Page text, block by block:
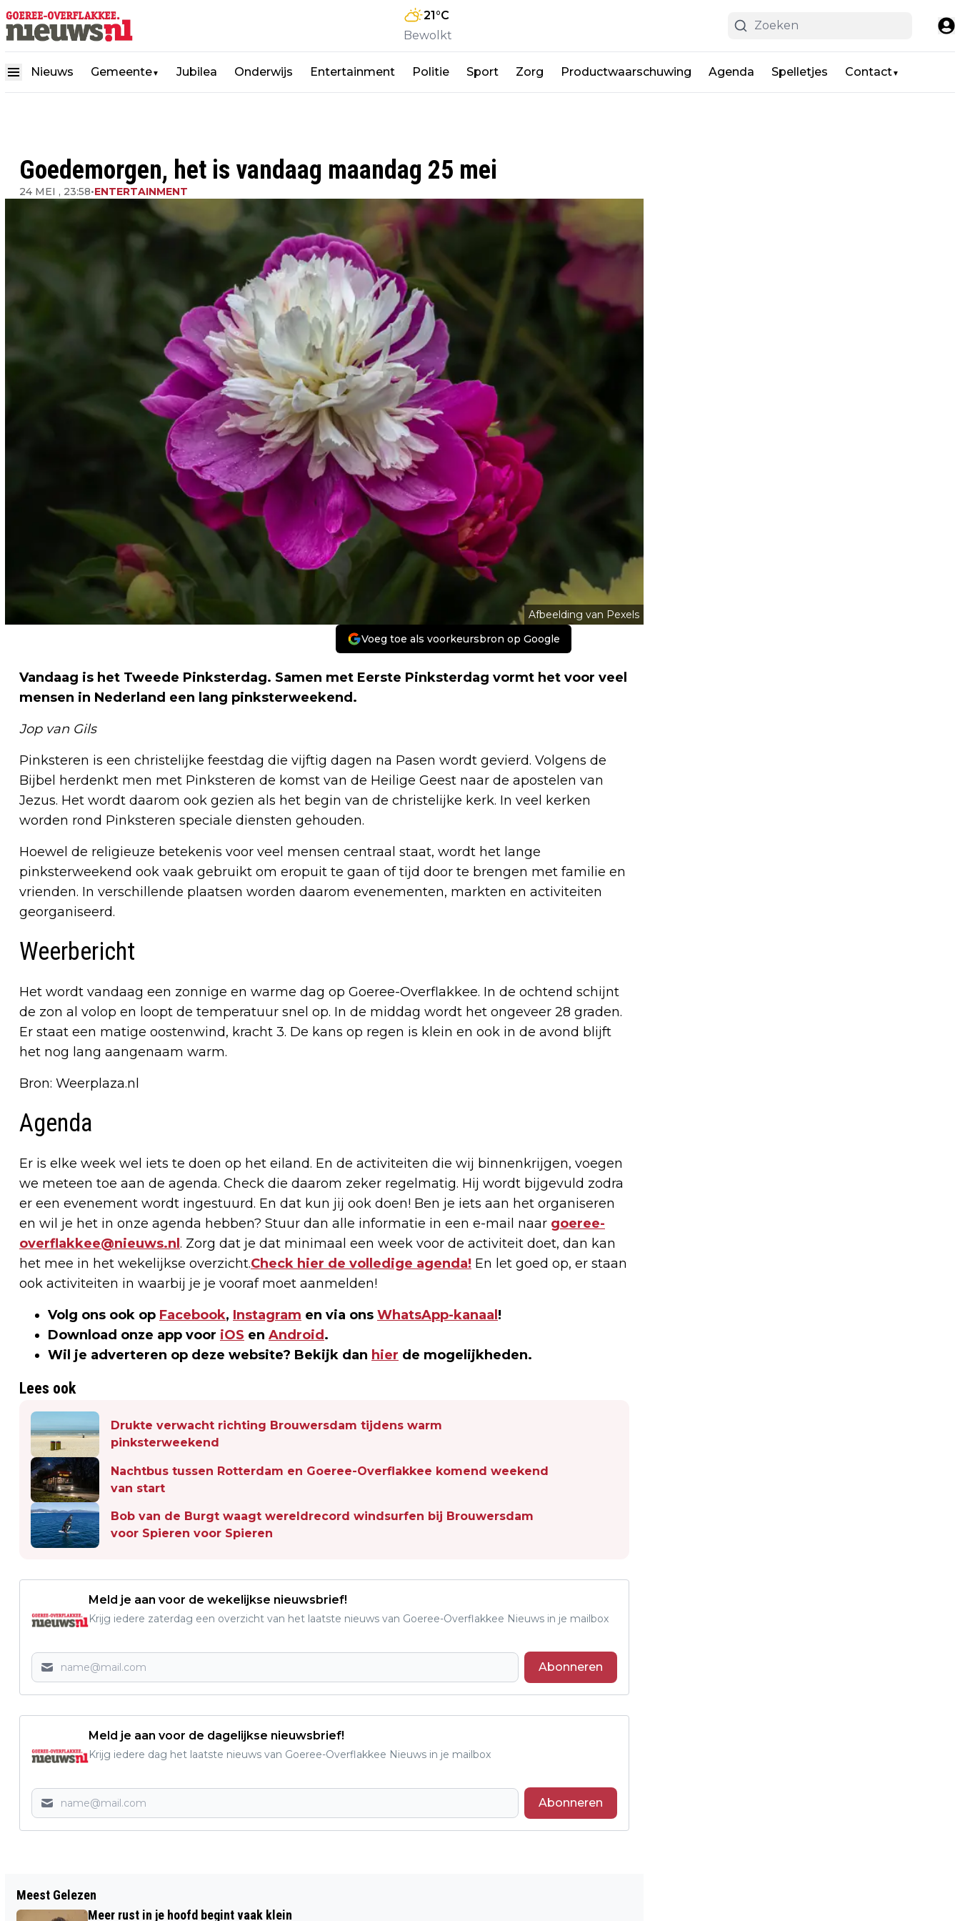
21°C
Bewolkt
Nieuws Gemeente▼ Jubilea Onderwijs Entertainment Politie Sport Zorg Productwaarschuwing Agenda Spelletjes Contact▼
Goedemorgen, het is vandaag maandag 25 mei
24 MEI , 23:58•ENTERTAINMENT
Afbeelding van Pexels
Voeg toe als voorkeursbron op Google
Vandaag is het Tweede Pinksterdag. Samen met Eerste Pinksterdag vormt het voor veel
mensen in Nederland een lang pinksterweekend.
Jop van Gils
Pinksteren is een christelijke feestdag die vijftig dagen na Pasen wordt gevierd. Volgens de
Bijbel herdenkt men met Pinksteren de komst van de Heilige Geest naar de apostelen van
Jezus. Het wordt daarom ook gezien als het begin van de christelijke kerk. In veel kerken
worden rond Pinksteren speciale diensten gehouden.
Hoewel de religieuze betekenis voor veel mensen centraal staat, wordt het lange
pinksterweekend ook vaak gebruikt om eropuit te gaan of tijd door te brengen met familie en
vrienden. In verschillende plaatsen worden daarom evenementen, markten en activiteiten
georganiseerd.
Weerbericht
Het wordt vandaag een zonnige en warme dag op Goeree-Overflakkee. In de ochtend schijnt
de zon al volop en loopt de temperatuur snel op. In de middag wordt het ongeveer 28 graden.
Er staat een matige oostenwind, kracht 3. De kans op regen is klein en ook in de avond blijft
het nog lang aangenaam warm.
Bron: Weerplaza.nl
Agenda
Er is elke week wel iets te doen op het eiland. En de activiteiten die wij binnenkrijgen, voegen
we meteen toe aan de agenda. Check die daarom zeker regelmatig. Hij wordt bijgevuld zodra
er een evenement wordt ingestuurd. En dat kun jij ook doen! Ben je iets aan het organiseren
en wil je het in onze agenda hebben? Stuur dan alle informatie in een e-mail naar goeree-
overflakkee@nieuws.nl . Zorg dat je dat minimaal een week voor de activiteit doet, dan kan
het mee in het wekelijkse overzicht.Check hier de volledige agenda! En let goed op, er staan
ook activiteiten in waarbij je je vooraf moet aanmelden!
Volg ons ook op Facebook, Instagram en via ons WhatsApp-kanaal !
Download onze app voor iOS en Android .
Wil je adverteren op deze website? Bekijk dan hier de mogelijkheden.
Lees ook
Drukte verwacht richting Brouwersdam tijdens warm
pinksterweekend
Nachtbus tussen Rotterdam en Goeree-Overflakkee komend weekend
van start
Bob van de Burgt waagt wereldrecord windsurfen bij Brouwersdam
voor Spieren voor Spieren
Meld je aan voor de wekelijkse nieuwsbrief!
Krijg iedere zaterdag een overzicht van het laatste nieuws van Goeree-Overflakkee Nieuws in je mailbox
Abonneren
Meld je aan voor de dagelijkse nieuwsbrief!
Krijg iedere dag het laatste nieuws van Goeree-Overflakkee Nieuws in je mailbox
Abonneren
DRUKTE VERWACHT RICHTING
Meest Gelezen
Meer rust in je hoofd begint vaak klein